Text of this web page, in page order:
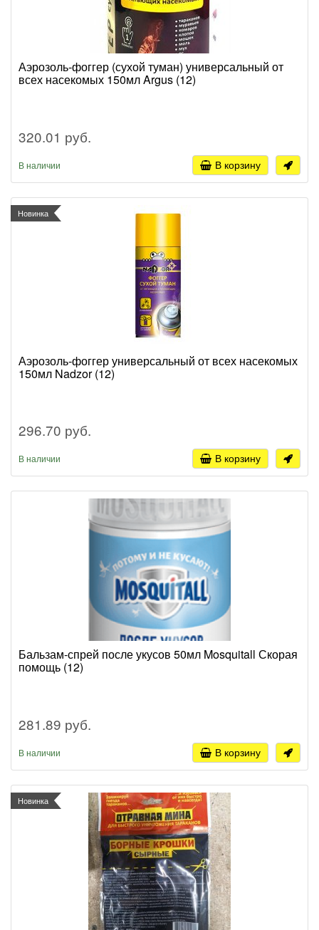
Аэрозоль-фоггер (сухой туман) универсальный от
всех насекомых 150мл Argus (12)
320.01 руб.
В наличии В корзину
Новинка
Аэрозоль-фоггер универсальный от всех насекомых
150мл Nadzor (12)
296.70 руб.
В наличии В корзину
Бальзам-спрей после укусов 50мл Mosquitall Скорая
помощь (12)
281.89 руб.
В наличии В корзину
Новинка